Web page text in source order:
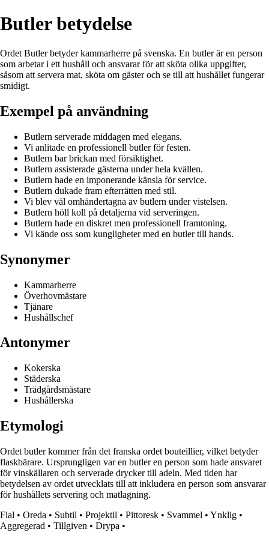
Butler betydelse
Ordet Butler betyder kammarherre på svenska. En butler är en person
som arbetar i ett hushåll och ansvarar för att sköta olika uppgifter,
såsom att servera mat, sköta om gäster och se till att hushållet fungerar
smidigt.
Exempel på användning
Butlern serverade middagen med elegans.
Vi anlitade en professionell butler för festen.
Butlern bar brickan med försiktighet.
Butlern assisterade gästerna under hela kvällen.
Butlern hade en imponerande känsla för service.
Butlern dukade fram efterrätten med stil.
Vi blev väl omhändertagna av butlern under vistelsen.
Butlern höll koll på detaljerna vid serveringen.
Butlern hade en diskret men professionell framtoning.
Vi kände oss som kungligheter med en butler till hands.
Synonymer
Kammarherre
Överhovmästare
Tjänare
Hushållschef
Antonymer
Kokerska
Städerska
Trädgårdsmästare
Hushållerska
Etymologi
Ordet butler kommer från det franska ordet bouteillier, vilket betyder
flaskbärare. Ursprungligen var en butler en person som hade ansvaret
för vinskällaren och serverade drycker till adeln. Med tiden har
betydelsen av ordet utvecklats till att inkludera en person som ansvarar
för hushållets servering och matlagning.
Fial • Oreda • Subtil • Projektil • Pittoresk • Svammel • Ynklig •
Aggregerad • Tillgiven • Drypa •